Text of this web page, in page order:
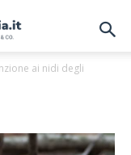
ai nidi degli